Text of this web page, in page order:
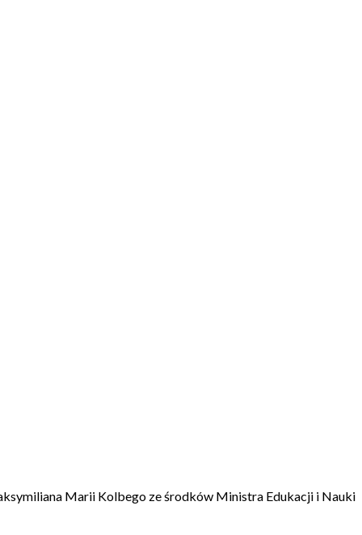
Marii Kolbego ze środków Ministra Edukacji i Nauki